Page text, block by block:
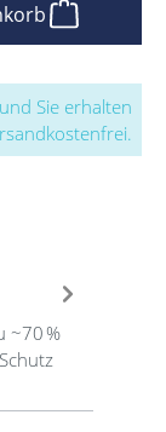
und Sie erhalten
~70 %